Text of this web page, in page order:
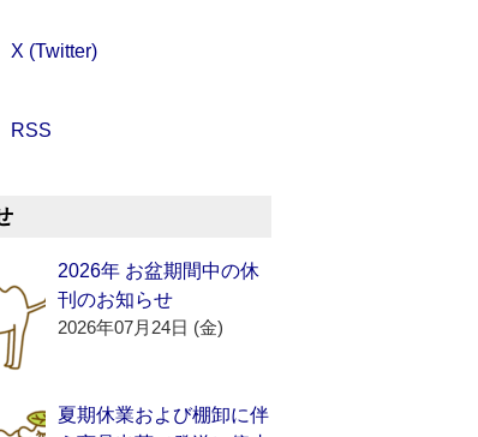
X (Twitter)
RSS
2026年 お盆期間中の休
刊のお知らせ
2026年07月24日 (金)
夏期休業および棚卸に伴